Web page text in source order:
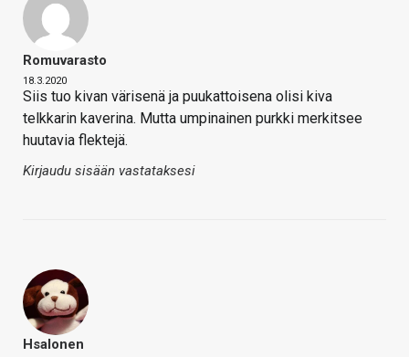
Romuvarasto
18.3.2020
Siis tuo kivan värisenä ja puukattoisena olisi kiva
telkkarin kaverina. Mutta umpinainen purkki merkitsee
huutavia flektejä.
Kirjaudu sisään vastataksesi
Hsalonen